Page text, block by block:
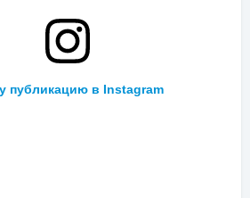
публикацию в Instagram